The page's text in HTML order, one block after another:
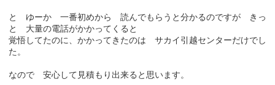
と ゆーか 一番初めから 読んでもらうと分かるのですが きっ
と 大量の電話がかかってくると
覚悟してたのに、かかってきたのは サカイ引越センターだけでし
た。
なので 安心して見積もり出来ると思います。